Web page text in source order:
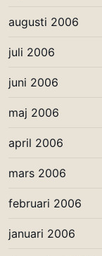
augusti 2006
juli 2006
juni 2006
maj 2006
april 2006
mars 2006
februari 2006
januari 2006